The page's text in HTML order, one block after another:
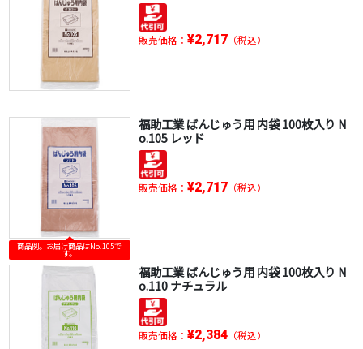
販売価格： ¥2,717（税込）
商品例。お届け商品はNo.105で
す。
福助工業 ばんじゅう用 内袋 100枚入り N
o.105 レッド
販売価格： ¥2,717（税込）
福助工業 ばんじゅう用 内袋 100枚入り N
o.110 ナチュラル
販売価格： ¥2,384（税込）